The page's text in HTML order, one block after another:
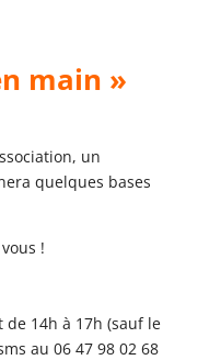
main »
un
quelques bases
!
de 14h à 17h (sauf le
au 06 47 98 02 68